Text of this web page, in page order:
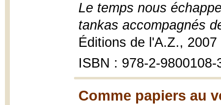
Le temps nous
tankas accompagnés
Éditions de l'A.Z., 2007
ISBN : 978-2-9800108-
Comme papiers au